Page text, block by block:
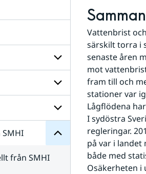
Undersidor
för
Om
SMHI
Undersidor
för
Jobba
på
Undersidor
Kontakta
SMHI
Undersidor
för
Publikationer
från
SMHI
från SMHI
Vattenbrist
särskilt torra i
senaste åren
mot
fram till och
stationer var
Lågflödena
I sydöstra
regleringar.
på var i landet
både med
Osäkerheten i